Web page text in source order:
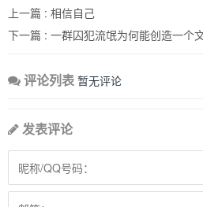
上一篇 : 相信自己
下一篇 : 一群囚犯流氓为何能创造一个
评论列表 暂无评论
发表评论